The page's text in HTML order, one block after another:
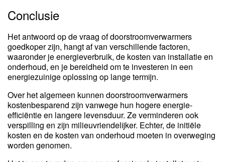
Conclusie
Het antwoord op de vraag of doorstroomverwarmers
goedkoper zijn, hangt af van verschillende factoren,
waaronder je energieverbruik, de kosten van installatie en
onderhoud, en je bereidheid om te investeren in een
energiezuinige oplossing op lange termijn.
Over het algemeen kunnen doorstroomverwarmers
kostenbesparend zijn vanwege hun hogere energie-
efficiëntie en langere levensduur. Ze verminderen ook
verspilling en zijn milieuvriendelijker. Echter, de initiële
kosten en de kosten van onderhoud moeten in overweging
worden genomen.